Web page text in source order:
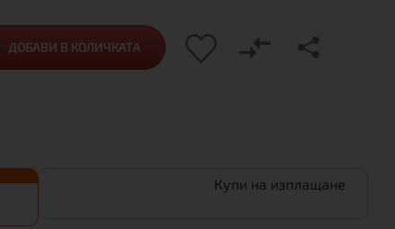
ДОБАВИ В КОЛИЧКАТА
Купи на изплащане